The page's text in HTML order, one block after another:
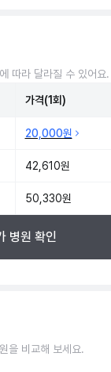
따라 달라질 수 있어요.
가격(1회)
20,000원
42,610원
50,330원
병원 확인
을 비교해 보세요.